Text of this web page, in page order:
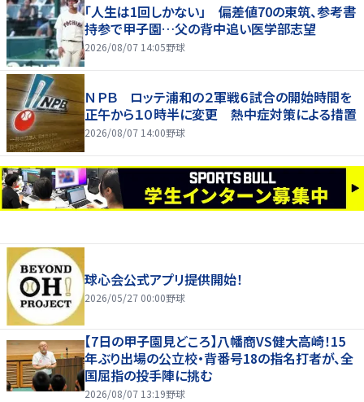
「人生は1回しかない」 偏差値70の東筑、参考書
持参で甲子園…父の背中追い医学部志望
2026/08/07 14:05野球
ＮＰＢ ロッテ浦和の２軍戦６試合の開始時間を
正午から１０時半に変更 熱中症対策による措置
2026/08/07 14:00野球
球心会公式アプリ提供開始！
2026/05/27 00:00野球
【7日の甲子園見どころ】八幡商VS健大高崎！15
年ぶり出場の公立校・背番号18の指名打者が、全
国屈指の投手陣に挑む
2026/08/07 13:19野球